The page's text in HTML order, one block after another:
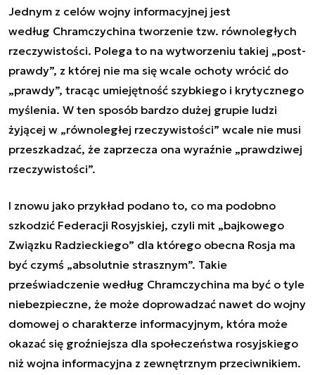
Jednym z celów wojny informacyjnej jest
według Chramczychina tworzenie tzw. równoległych
rzeczywistości. Polega to na wytworzeniu takiej „post-
prawdy”, z której nie ma się wcale ochoty wrócić do
„prawdy”, tracąc umiejętność szybkiego i krytycznego
myślenia. W ten sposób bardzo dużej grupie ludzi
żyjącej w „równoległej rzeczywistości” wcale nie musi
przeszkadzać, że zaprzecza ona wyraźnie „prawdziwej
rzeczywistości”.
I znowu jako przykład podano to, co ma podobno
szkodzić Federacji Rosyjskiej, czyli mit „bajkowego
Związku Radzieckiego” dla którego obecna Rosja ma
być czymś „absolutnie strasznym”. Takie
przeświadczenie według Chramczychina ma być o tyle
niebezpieczne, że może doprowadzać nawet do wojny
domowej o charakterze informacyjnym, która może
okazać się groźniejsza dla społeczeństwa rosyjskiego
niż wojna informacyjna z zewnętrznym przeciwnikiem.